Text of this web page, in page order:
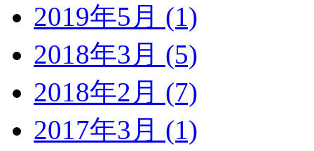
2019年5月 (1)
2018年3月 (5)
2018年2月 (7)
2017年3月 (1)